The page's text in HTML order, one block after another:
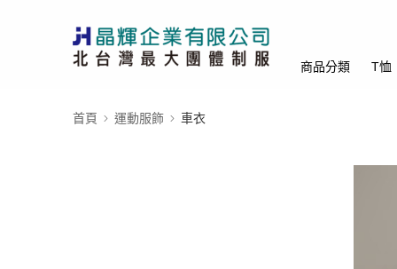
商品分類 T恤
首頁 運動服飾 車衣